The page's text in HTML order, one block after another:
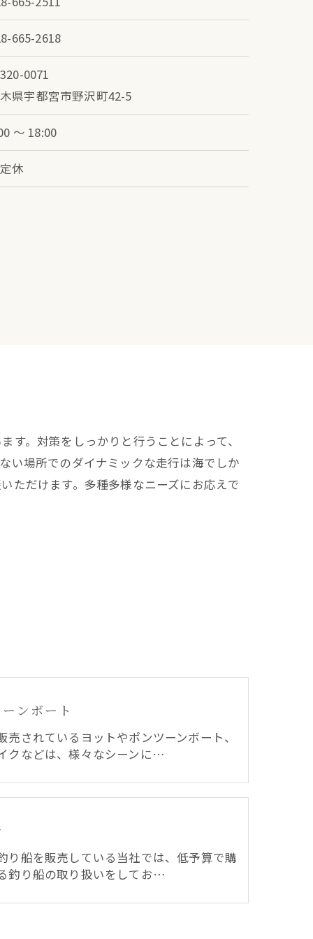
665-2618
0071
県宇都宮市野沢町42-5
～ 18:00
休
。対策をしっかりと行うことによって、
い場所でのダイナミックな走行は海でしか
ただけます。多種多様なニーズにお応えで
ンボート
売されているヨットやポンツーンボート、
クなどは、様々なシーンに…
り船を販売している当社では、低予算で購
釣り船の取り扱いをしてお…